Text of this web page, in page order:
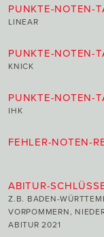
PUNKTE-NOTEN-
LINEAR
PUNKTE-NOTEN-
KNICK
PUNKTE-NOTEN-
IHK
FEHLER-NOTEN-
ABITUR-
Z.B. BADEN-
VORPOMMERN,
ABITUR 2021